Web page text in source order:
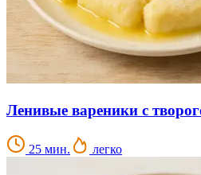
Ленивые вареники с
25 мин. легко